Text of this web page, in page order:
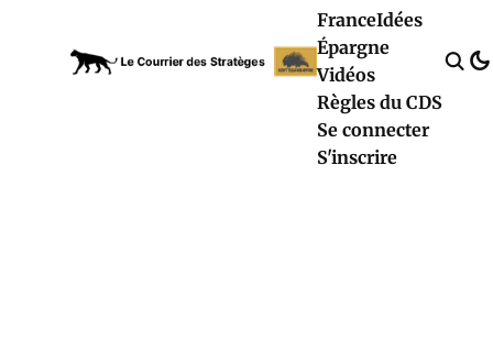
FranceIdées
Épargne
Vidéos
Règles du CDS
Se connecter
S'inscrire